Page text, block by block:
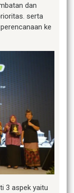
dan
serta
ke
3 aspek yaitu